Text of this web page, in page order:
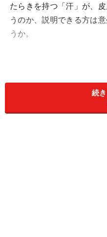
たらきを持つ「汗」が、
うのか、説明できる方は
うか。
汗は自分の皮膚から分泌
そのものが肌荒れを悪化
続